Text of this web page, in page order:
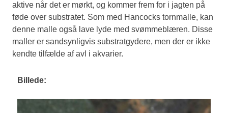
aktive når det er mørkt, og kommer frem for i jagten på
føde over substratet. Som med Hancocks tornmalle, kan
denne malle også lave lyde med svømmeblæren. Disse
maller er sandsynligvis substratgydere, men der er ikke
kendte tilfælde af avl i akvarier.
Billede: